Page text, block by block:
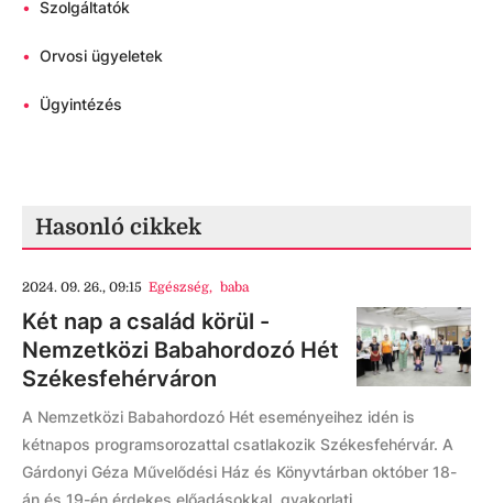
• Szolgáltatók
• Orvosi ügyeletek
• Ügyintézés
Hasonló cikkek
2024. 09. 26., 09:15 Egészség, baba
Két nap a család körül -
Nemzetközi Babahordozó Hét
Székesfehérváron
A Nemzetközi Babahordozó Hét eseményeihez idén is
kétnapos programsorozattal csatlakozik Székesfehérvár. A
Gárdonyi Géza Művelődési Ház és Könyvtárban október 18-
án és 19-én érdekes előadásokkal, gyakorlati